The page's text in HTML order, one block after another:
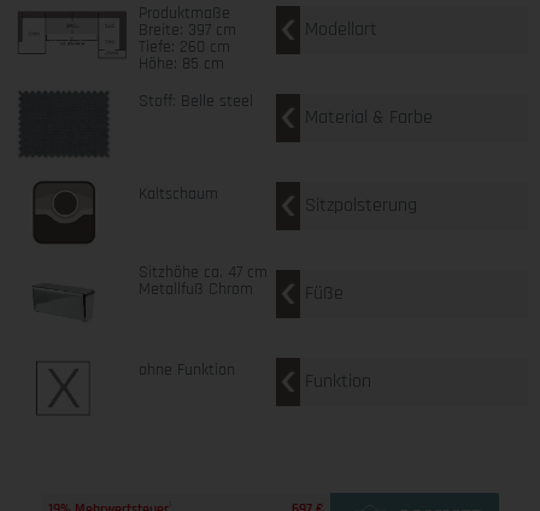
Produktmaße
Breite: 397 cm
Tiefe: 260 cm
Höhe: 85 cm
Modellart
Stoff: Belle steel
Material & Farbe
Kaltschaum Sitzpolsterung
Sitzhöhe ca. 47 cm
Metallfuß Chrom Füße
ohne Funktion Funktion